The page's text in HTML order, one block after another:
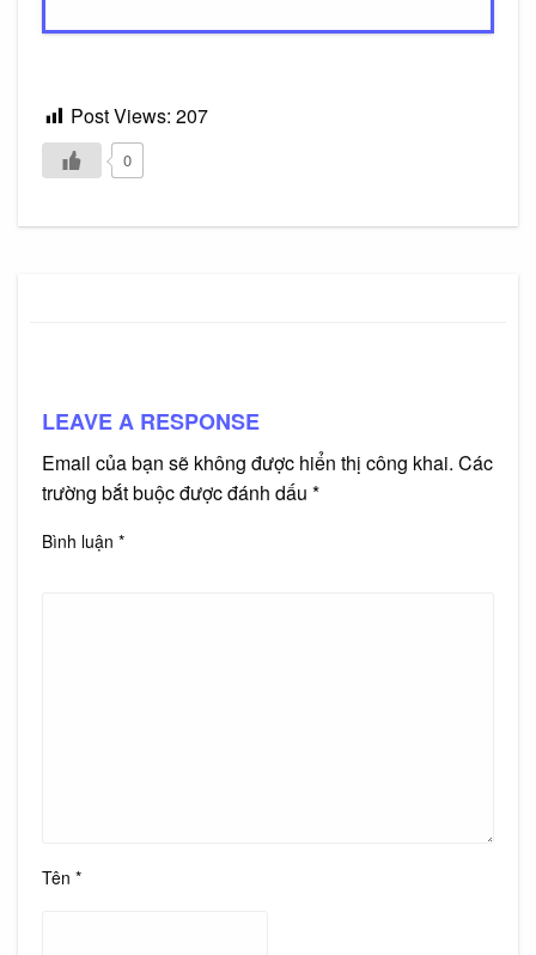
Post Views: 207
0
LEAVE A RESPONSE
Email của bạn sẽ không được hiển thị công khai. Các
trường bắt buộc được đánh dấu *
Bình luận *
Tên *